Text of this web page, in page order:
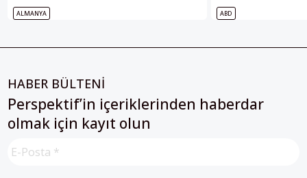
ALMANYA ABD
HABER BÜLTENİ
Perspektif’in içeriklerinden haberdar
olmak için kayıt olun